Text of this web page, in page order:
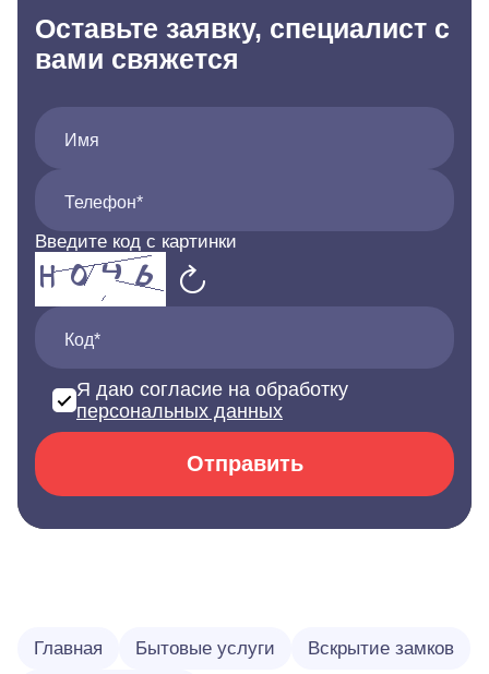
Оставьте заявку, специалист с
вами свяжется
Имя
Телефон*
Введите код с картинки
Код*
Я даю согласие на обработку
персональных данных
Отправить
Главная Бытовые услуги Вскрытие замков